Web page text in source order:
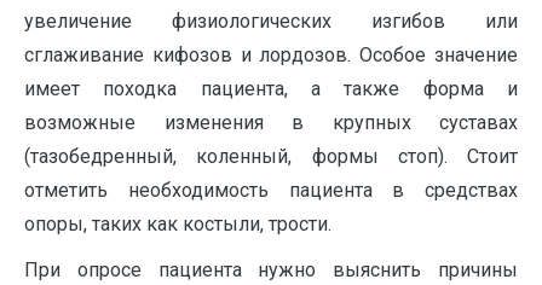
увеличение физиологических изгибов или
сглаживание кифозов и лордозов. Особое значение
имеет походка пациента, а также форма и
возможные изменения в крупных суставах
(тазобедренный, коленный, формы стоп). Стоит
отметить необходимость пациента в средствах
опоры, таких как костыли, трости.
При опросе пациента нужно выяснить причины